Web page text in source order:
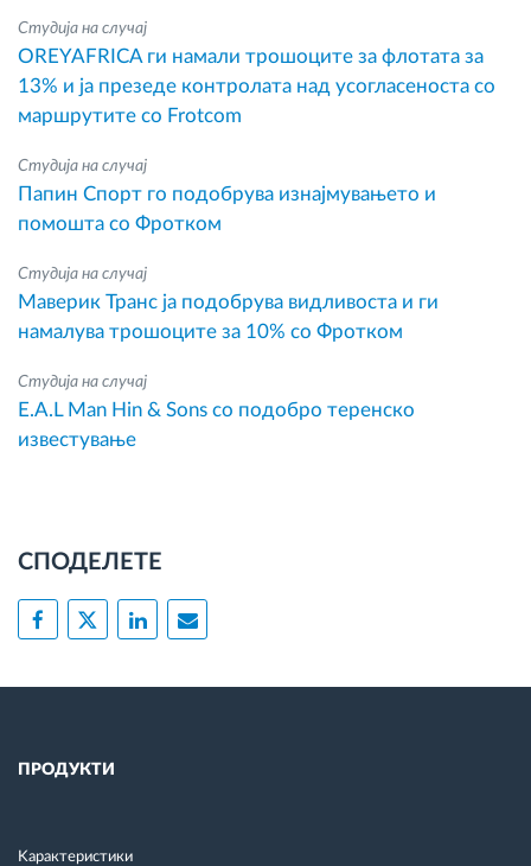
Студија на случај
OREYAFRICA ги намали трошоците за флотата за
13% и ја презеде контролата над усогласеноста со
маршрутите со Frotcom
Студија на случај
Папин Спорт го подобрува изнајмувањето и
помошта со Фротком
Студија на случај
Маверик Транс ја подобрува видливоста и ги
намалува трошоците за 10% со Фротком
Студија на случај
E.A.L Man Hin & Sons со подобро теренско
известување
СПОДЕЛЕТЕ
ПРОДУКТИ
Kарактеристики